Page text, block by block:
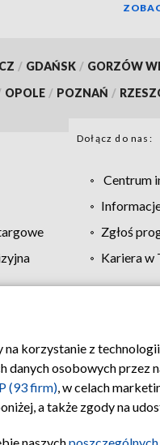
/ GDAŃSK / GORZÓW
OPOLE / POZNAŃ /
Dołącz do nas:
Centrum
Zgłoś
Kariera w
prywatności
korzystanie z
osobowych przez
(93 firm), w celach
a także zgody na